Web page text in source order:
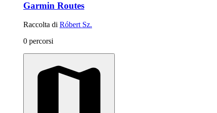
Garmin Routes
Raccolta di Róbert Sz.
0 percorsi